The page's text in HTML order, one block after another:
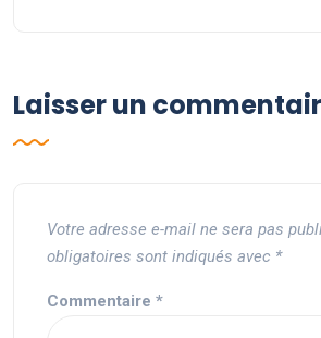
Laisser un
Votre adresse e-mail ne sera pas
obligatoires sont indiqués avec *
Commentaire *